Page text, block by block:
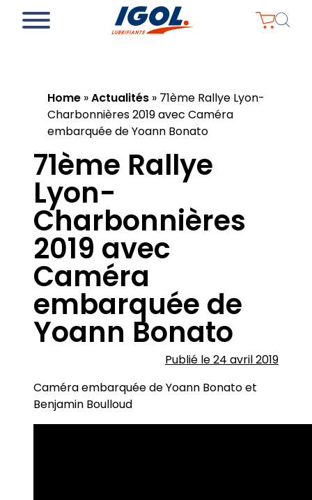
Home »Actualités » 71ème Rallye Lyon-
Charbonnières 2019 avec Caméra
embarquée de Yoann Bonato
71ème Rallye
Lyon-
Charbonnières
2019 avec
Caméra
embarquée de
Yoann Bonato
Publié le 24 avril 2019
Caméra embarquée de Yoann Bonato et
Benjamin Boulloud